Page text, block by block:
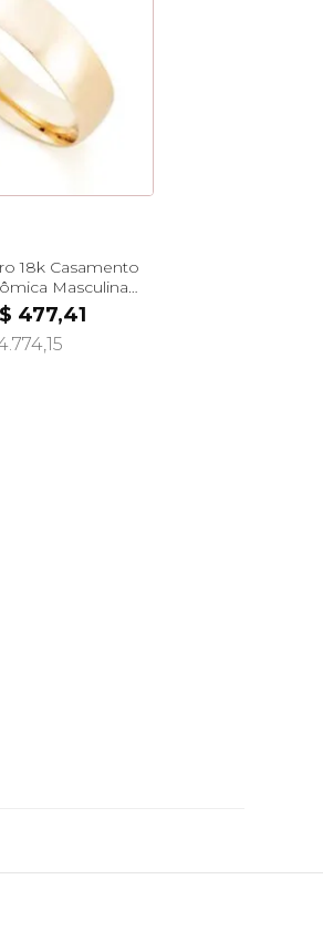
18k Casamento
Masculina
477,41